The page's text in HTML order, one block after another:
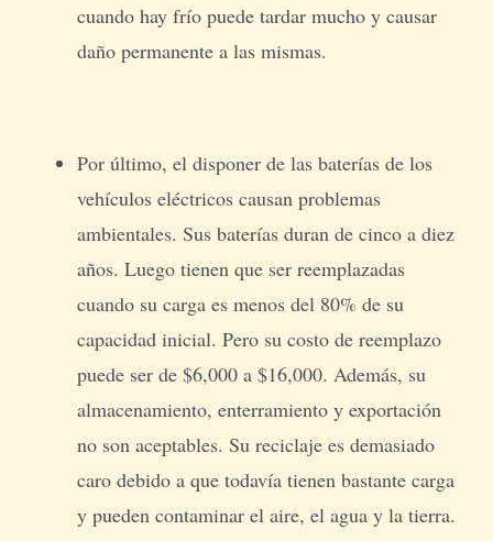
cuando hay frío puede tardar mucho y causar
daño permanente a las mismas.
Por último, el disponer de las baterías de los
vehículos eléctricos causan problemas
ambientales. Sus baterías duran de cinco a diez
años. Luego tienen que ser reemplazadas
cuando su carga es menos del 80% de su
capacidad inicial. Pero su costo de reemplazo
puede ser de $6,000 a $16,000. Además, su
almacenamiento, enterramiento y exportación
no son aceptables. Su reciclaje es demasiado
caro debido a que todavía tienen bastante carga
y pueden contaminar el aire, el agua y la tierra.